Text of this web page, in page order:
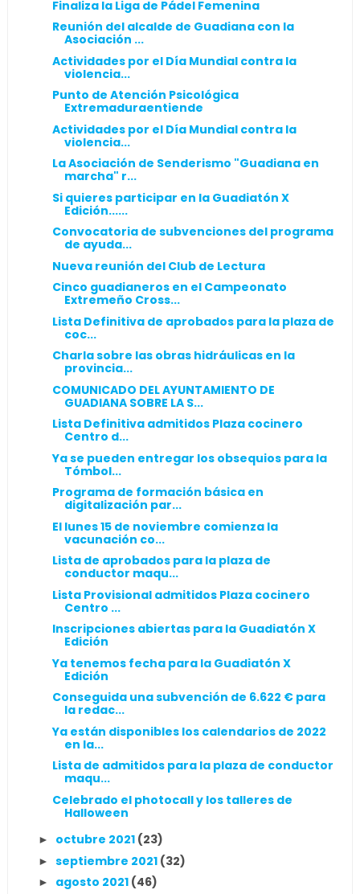
Finaliza la Liga de Pádel Femenina
Reunión del alcalde de Guadiana con la
Asociación ...
Actividades por el Día Mundial contra la
violencia...
Punto de Atención Psicológica
Extremaduraentiende
Actividades por el Día Mundial contra la
violencia...
La Asociación de Senderismo "Guadiana en
marcha" r...
Si quieres participar en la Guadiatón X
Edición......
Convocatoria de subvenciones del programa
de ayuda...
Nueva reunión del Club de Lectura
Cinco guadianeros en el Campeonato
Extremeño Cross...
Lista Definitiva de aprobados para la plaza de
coc...
Charla sobre las obras hidráulicas en la
provincia...
COMUNICADO DEL AYUNTAMIENTO DE
GUADIANA SOBRE LA S...
Lista Definitiva admitidos Plaza cocinero
Centro d...
Ya se pueden entregar los obsequios para la
Tómbol...
Programa de formación básica en
digitalización par...
El lunes 15 de noviembre comienza la
vacunación co...
Lista de aprobados para la plaza de
conductor maqu...
Lista Provisional admitidos Plaza cocinero
Centro ...
Inscripciones abiertas para la Guadiatón X
Edición
Ya tenemos fecha para la Guadiatón X
Edición
Conseguida una subvención de 6.622 € para
la redac...
Ya están disponibles los calendarios de 2022
en la...
Lista de admitidos para la plaza de conductor
maqu...
Celebrado el photocall y los talleres de
Halloween
► octubre 2021 (23)
► septiembre 2021 (32)
► agosto 2021 (46)